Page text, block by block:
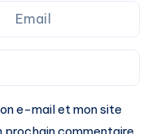
e-mail et mon site